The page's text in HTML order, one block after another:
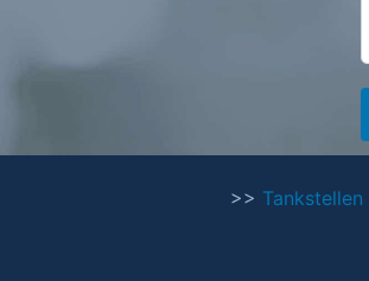
>> Tankstellen